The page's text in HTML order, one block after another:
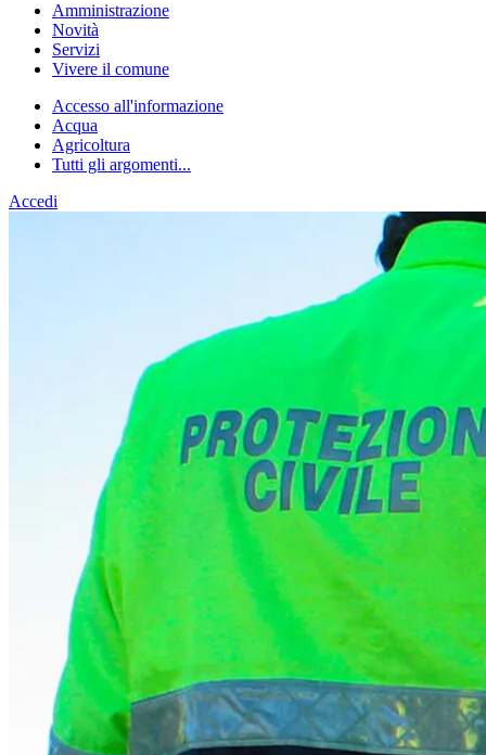
Amministrazione
Novità
Servizi
Vivere il comune
Accesso all'informazione
Acqua
Agricoltura
Tutti gli argomenti...
Accedi